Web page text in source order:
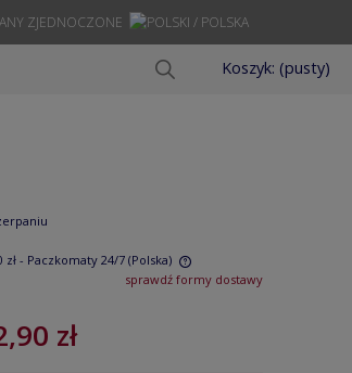
Koszyk: (pusty)
zł - Paczkomaty 24/7 (Polska)
sprawdź formy dostawy
zł